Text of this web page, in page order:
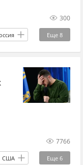
300
Еще 8
7766
Еще 6
США